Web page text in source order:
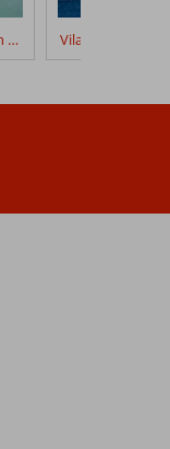
Topázio Vibe Beach Hotel & Apartments Vila Gale Cerro